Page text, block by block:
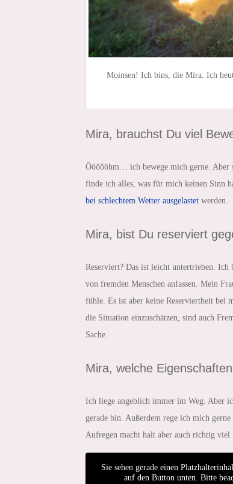
Moinsen! Ich bins, die Mira. Ich
Mira, brauchst Du viel
Öööööhm… ich bewege mich gerne. Aber
finde ich alles, was für mich keinen Sinn
bei schlechtem Wetter ausgelastet werden.
Mira, bist Du reserviert
Reserviert? Das ist leicht untertrieben. Ich
von fremden Menschen anfassen. Mein
fühle. Es ist aber keine Reserviertheit bei
die Situation einzuschätzen, sind auch
Sache.
Mira, welche
Ich liege angeblich immer im Weg. Aber
gerade bin. Außerdem rege ich mich
Aufregen macht halt aber auch richtig viel
Sie sehen gerade einen
auf den Button unten. Bitte